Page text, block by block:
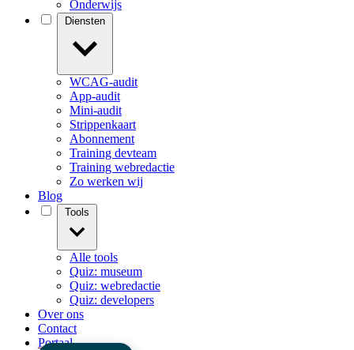
Onderwijs
WCAG-audit
App-audit
Mini-audit
Strippenkaart
Abonnement
Training devteam
Training webredactie
Zo werken wij
Blog
Alle tools
Quiz: museum
Quiz: webredactie
Quiz: developers
Over ons
Contact
Portaal